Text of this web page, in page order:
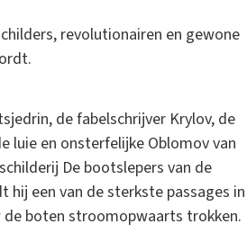
revolutionairen en gewone
de fabelschrijver Krylov, de
luie en onsterfelijke Oblomov van
De bootslepers van de
een van de sterkste passages in
de boten stroomopwaarts trokken.